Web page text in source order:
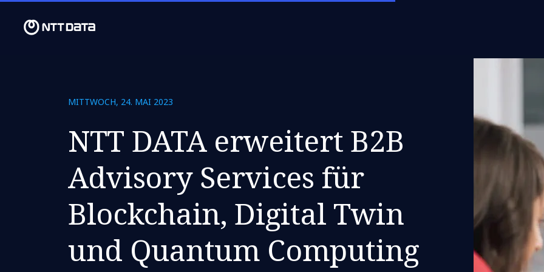
MITTWOCH, 24. MAI 2023
NTT DATA erweitert B2B
Advisory Services für
Blockchain, Digital Twin
und Quantum Computing